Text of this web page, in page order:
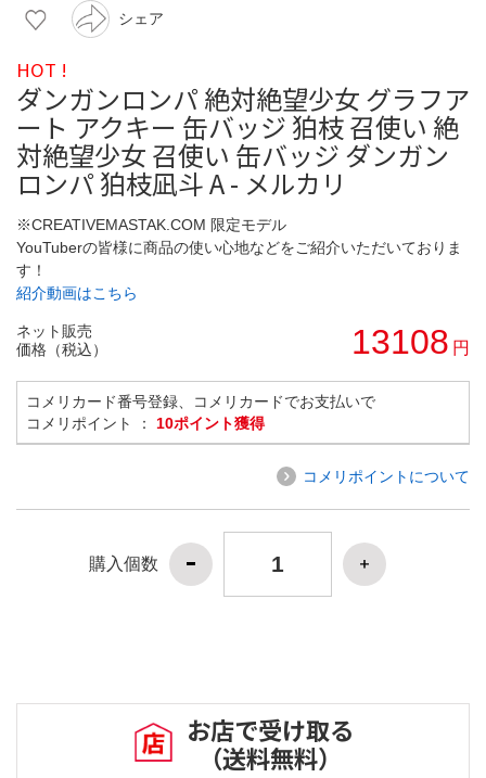
シェア
HOT !
ダンガンロンパ 絶対絶望少女 グラフア
ート アクキー 缶バッジ 狛枝 召使い 絶
対絶望少女 召使い 缶バッジ ダンガン
ロンパ 狛枝凪斗 A - メルカリ
※CREATIVEMASTAK.COM 限定モデル
YouTuberの皆様に商品の使い心地などをご紹介いただいておりま
す！
紹介動画はこちら
ネット販売
価格（税込）
13108 円
コメリカード番号登録、コメリカードでお支払いで
コメリポイント ： 10ポイント獲得
コメリポイントについて
購入個数
お店で受け取る
（送料無料）